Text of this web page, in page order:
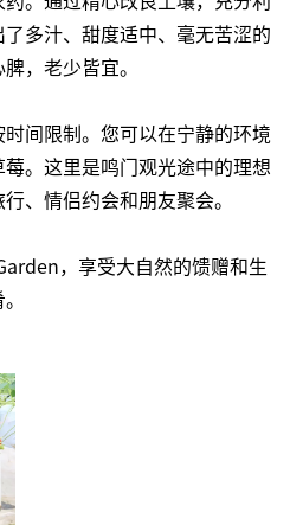
多汁、甜度适中、毫无苦涩的
，老少皆宜。
间限制。您可以在宁静的环境
。这里是鸣门观光途中的理想
、情侣约会和朋友聚会。
，享受大自然的馈赠和生